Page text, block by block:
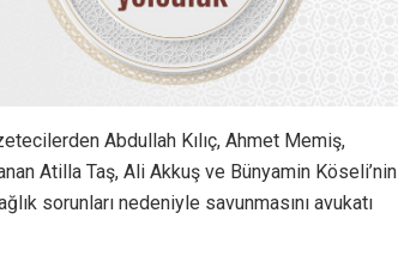
Abdullah Kılıç, Ahmet Memiş,
Atilla Taş, Ali Akkuş ve Bünyamin Köseli’nin
sorunları nedeniyle savunmasını avukatı